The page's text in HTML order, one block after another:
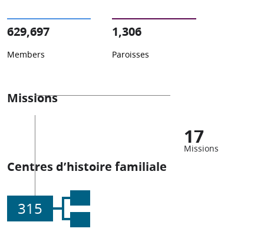
629,697
Members
1,306
Paroisses
Missions
17
Missions
Centres d’histoire familiale
315